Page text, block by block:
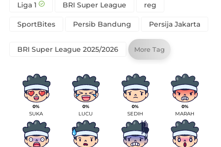
Liga 1 BRI Super League reg
SportBites Persib Bandung Persija Jakarta
BRI Super League 2025/2026 More Tag
0%
SUKA
0%
LUCU
0%
SEDIH
0%
MARAH